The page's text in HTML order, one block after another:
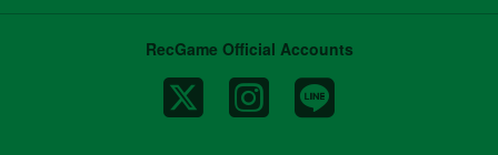
RecGame Official Accounts